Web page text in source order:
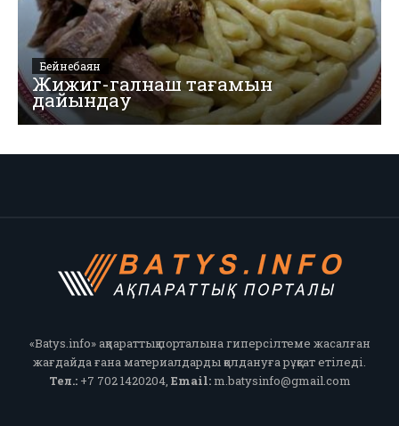
Бейнебаян
Жижиг-галнаш тағамын
дайындау
«Batys.info» ақпараттық порталына гиперсілтеме жасалған
жағдайда ғана материалдарды қолдануға рұқсат етіледі.
Тел.:+7 702 1420204, Email:m.batysinfo@gmail.com